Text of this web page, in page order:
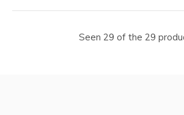
Seen 29 of the 29